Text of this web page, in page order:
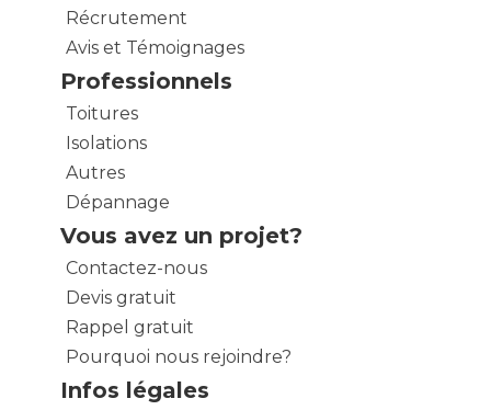
Récrutement
Avis et Témoignages
Professionnels
Toitures
Isolations
Autres
Dépannage
Vous avez un projet?
Contactez-nous
Devis gratuit
Rappel gratuit
Pourquoi nous rejoindre?
Infos légales